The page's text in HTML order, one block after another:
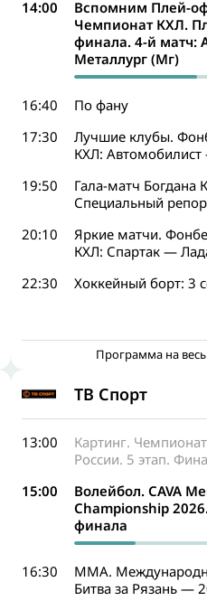
14:00
Вспомним Плей-
Чемпионат КХЛ.
финала. 4-й матч:
Металлург (Мг)
16:40
По фану
17:30
Лучшие клубы.
КХЛ:
19:50
Гала-матч Богдана
Специальный
20:10
Яркие матчи.
КХЛ: Спартак —
22:30
Хоккейный борт: 3
Программа на
ТВ Спорт
13:00
Картинг.
России. 5 этап.
15:00
Волейбол. CAVA
Championship
финала
16:30
ММА.
Битва за Рязань —